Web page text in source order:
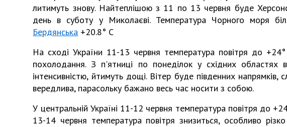
литимуть знову. Найтеплішою з 11 по 13 червня буде
день в суботу у Миколаєві. Температура Чорного моря
Бердянська +20.8° С
На сході України 11-13 червня температура повітря до
похолодання. З п'ятниці по понеділок у східних областях
інтенсивністю, йтимуть дощі. Вітер буде південних
вередлива, парасольку бажано весь час носити з собою.
У центральній Україні 11-12 червня температура повітря до
13-14 червня температура повітря знизиться, особливо